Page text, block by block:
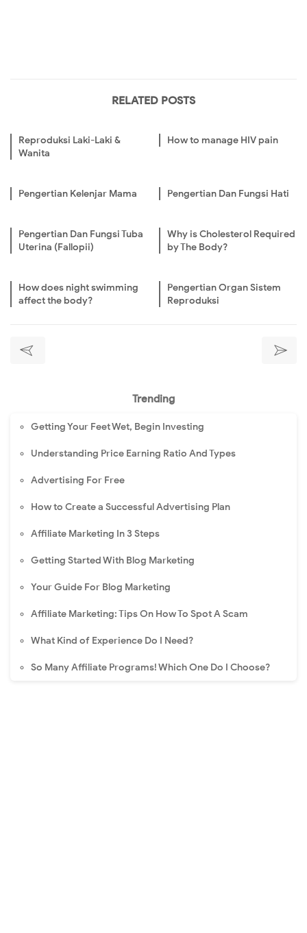
RELATED POSTS
Reproduksi Laki-Laki &
Wanita
How to manage HIV pain
Pengertian Kelenjar Mama Pengertian Dan Fungsi Hati
Pengertian Dan Fungsi Tuba
Uterina (Fallopii)
Why is Cholesterol Required
by The Body?
How does night swimming
affect the body?
Pengertian Organ Sistem
Reproduksi
Trending
Getting Your Feet Wet, Begin Investing
Understanding Price Earning Ratio And Types
Advertising For Free
How to Create a Successful Advertising Plan
Affiliate Marketing In 3 Steps
Getting Started With Blog Marketing
Your Guide For Blog Marketing
Affiliate Marketing: Tips On How To Spot A Scam
What Kind of Experience Do I Need?
So Many Affiliate Programs! Which One Do I Choose?